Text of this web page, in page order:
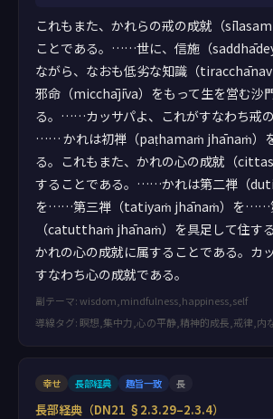
これもまた、かれらの戒の成就（
ことである。……世に、信施（
ながら、なおも低劣な知識（
邪命（micchājīva）をもって生を営む沙
る。……カッサパよ、これがすなわち戒の
…… かれは初禅（paṭhamaṁ jhānaṁ）
る。これもまた、かれの心の成就（
することである。……かれは第二禅（
を……第三禅（tatiyaṁ jhānaṁ）を……
（catutthaṁ jhānaṁ）を具足して住す
かれの心の成就に属することである。カ
すなわち心の成就である。
副テーマ: wisdom,mindfulness,happiness,self
導線タグ: 瞑想,集中力,心の平静,精神的成長,戒律,内
幸せ 長部経典 趣旨一致 長
長部経典（DN21 §2.3.29–2.3.4）